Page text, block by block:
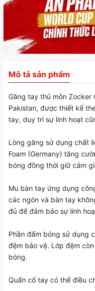
Mô tả sản phẩm
Găng tay thủ môn Zocker
Pakistan, được thiết kế
tay, duy trì sự linh hoạt
Lòng găng sử dụng chất
Foam (Germany) tăng
bóng đồng thời giữ cảm
Mu bàn tay ứng dụng
các ngón và bàn tay
đủ để đảm bảo sự linh
Phần đấm bóng sử dụng
đệm bảo vệ. Lớp đệm
bóng.
Quấn cố tay có thể điều